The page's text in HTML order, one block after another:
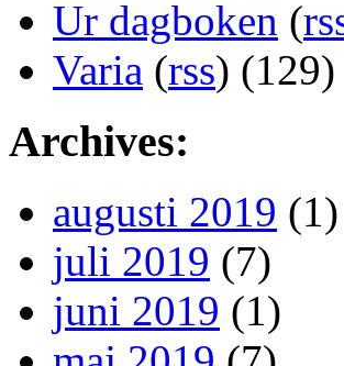
Ur dagboken (
Varia (rss) (129)
Archives:
augusti 2019 (1)
juli 2019 (7)
juni 2019 (1)